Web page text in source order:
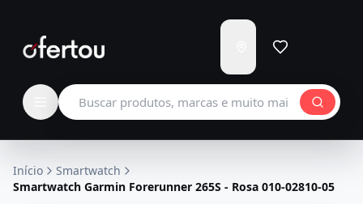
para
Carregando...
Buscar produtos
Início
Smartwatch
Smartwatch Garmin Forerunner 265S - Rosa 010-02810-05